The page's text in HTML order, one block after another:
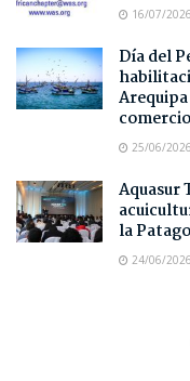
16/07/2026
Día del
25/06/2026
Aquasur
la
24/06/2026